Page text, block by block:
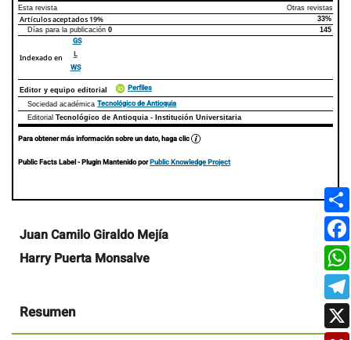
Esta revista Otras revistas
Artículos aceptados 19%
33%
Días para la publicación 0 145
Indexado en
GS
L
WS
Editor y equipo editorial Perfiles
Sociedad académica Tecnológico de Antioquia
Editorial Tecnológico de Antioquia - Institución Universitaria
Para obtener más información sobre un dato, haga clic
Public Facts Label- Plugin Mantenido porPublic Knowledge Project
Contenido
del
Juan Camilo Giraldo Mejía
Harry Puerta Monsalve
Resumen